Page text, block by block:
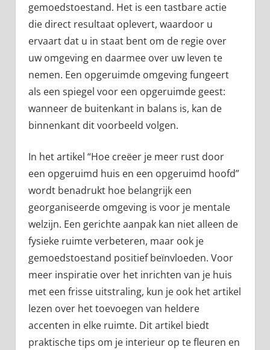
gemoedstoestand. Het is een tastbare actie
die direct resultaat oplevert, waardoor u
ervaart dat u in staat bent om de regie over
uw omgeving en daarmee over uw leven te
nemen. Een opgeruimde omgeving fungeert
als een spiegel voor een opgeruimde geest:
wanneer de buitenkant in balans is, kan de
binnenkant dit voorbeeld volgen.
In het artikel “Hoe creëer je meer rust door
een opgeruimd huis en een opgeruimd hoofd”
wordt benadrukt hoe belangrijk een
georganiseerde omgeving is voor je mentale
welzijn. Een gerichte aanpak kan niet alleen de
fysieke ruimte verbeteren, maar ook je
gemoedstoestand positief beïnvloeden. Voor
meer inspiratie over het inrichten van je huis
met een frisse uitstraling, kun je ook het artikel
lezen over het toevoegen van heldere
accenten in elke ruimte. Dit artikel biedt
praktische tips om je interieur op te fleuren en